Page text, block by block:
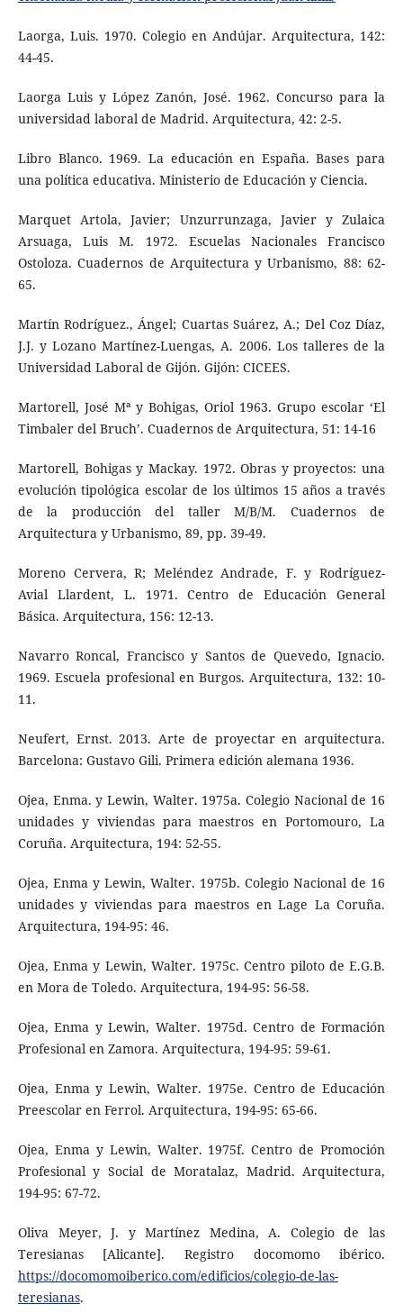
Laorga, Luis. 1970. Colegio en Andújar. Arquitectura, 142:
44-45.
Laorga Luis y López Zanón, José. 1962. Concurso para la
universidad laboral de Madrid. Arquitectura, 42: 2-5.
Libro Blanco. 1969. La educación en España. Bases para
una política educativa. Ministerio de Educación y Ciencia.
Marquet Artola, Javier; Unzurrunzaga, Javier y Zulaica
Arsuaga, Luis M. 1972. Escuelas Nacionales Francisco
Ostoloza. Cuadernos de Arquitectura y Urbanismo, 88: 62-
65.
Martín Rodríguez., Ángel; Cuartas Suárez, A.; Del Coz Díaz,
J.J. y Lozano Martínez-Luengas, A. 2006. Los talleres de la
Universidad Laboral de Gijón. Gijón: CICEES.
Martorell, José Mª y Bohigas, Oriol 1963. Grupo escolar ‘El
Timbaler del Bruch’. Cuadernos de Arquitectura, 51: 14-16
Martorell, Bohigas y Mackay. 1972. Obras y proyectos: una
evolución tipológica escolar de los últimos 15 años a través
de la producción del taller M/B/M. Cuadernos de
Arquitectura y Urbanismo, 89, pp. 39-49.
Moreno Cervera, R; Meléndez Andrade, F. y Rodríguez-
Avial Llardent, L. 1971. Centro de Educación General
Básica. Arquitectura, 156: 12-13.
Navarro Roncal, Francisco y Santos de Quevedo, Ignacio.
1969. Escuela profesional en Burgos. Arquitectura, 132: 10-
11.
Neufert, Ernst. 2013. Arte de proyectar en arquitectura.
Barcelona: Gustavo Gili. Primera edición alemana 1936.
Ojea, Enma. y Lewin, Walter. 1975a. Colegio Nacional de 16
unidades y viviendas para maestros en Portomouro, La
Coruña. Arquitectura, 194: 52-55.
Ojea, Enma y Lewin, Walter. 1975b. Colegio Nacional de 16
unidades y viviendas para maestros en Lage La Coruña.
Arquitectura, 194-95: 46.
Ojea, Enma y Lewin, Walter. 1975c. Centro piloto de E.G.B.
en Mora de Toledo. Arquitectura, 194-95: 56-58.
Ojea, Enma y Lewin, Walter. 1975d. Centro de Formación
Profesional en Zamora. Arquitectura, 194-95: 59-61.
Ojea, Enma y Lewin, Walter. 1975e. Centro de Educación
Preescolar en Ferrol. Arquitectura, 194-95: 65-66.
Ojea, Enma y Lewin, Walter. 1975f. Centro de Promoción
Profesional y Social de Moratalaz, Madrid. Arquitectura,
194-95: 67-72.
Oliva Meyer, J. y Martínez Medina, A. Colegio de las
Teresianas [Alicante]. Registro docomomo ibérico.
https://docomomoiberico.com/edificios/colegio-de-las-
teresianas.